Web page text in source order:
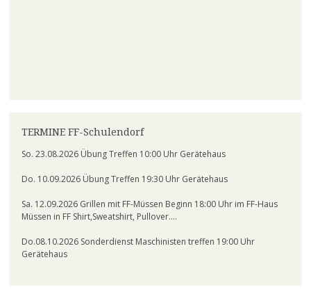
TERMINE FF-Schulendorf
So. 23.08.2026 Übung Treffen 10:00 Uhr Gerätehaus
Do. 10.09.2026 Übung Treffen 19:30 Uhr Gerätehaus
Sa. 12.09.2026 Grillen mit FF-Müssen Beginn 18:00 Uhr im FF-Haus
Müssen in FF Shirt,Sweatshirt, Pullover….
Do.08.10.2026 Sonderdienst Maschinisten treffen 19:00 Uhr
Gerätehaus